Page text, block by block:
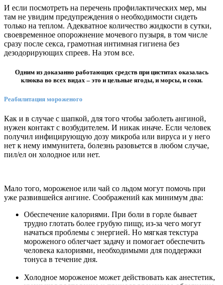
И если посмотреть на перечень профилактических мер, мы
там не увидим предупреждения о необходимости сидеть
только на теплом. Адекватное количество жидкости в сутки,
своевременное опорожнение мочевого пузыря, в том числе
сразу после секса, грамотная интимная гигиена без
дезодорирующих спреев. На этом все.
Одним из доказанно работающих средств при циститах оказалась
клюква во всех видах – это и цельные ягоды, и морсы, и соки.
Реабилитация мороженого
Как и в случае с шапкой, для того чтобы заболеть ангиной,
нужен контакт с возбудителем. И никак иначе. Если человек
получил инфицирующую дозу микроба или вируса и у него
нет к нему иммунитета, болезнь разовьется в любом случае,
пил/ел он холодное или нет.
Мало того, мороженое или чай со льдом могут помочь при
уже развившейся ангине. Соображений как минимум два:
Обеспечение калориями. При боли в горле бывает
трудно глотать более грубую пищу, из-за чего могут
начаться проблемы с энергией. Но мягкая текстура
мороженого облегчает задачу и помогает обеспечить
человека калориями, необходимыми для поддержки
тонуса в течение дня.
Холодное мороженое может действовать как анестетик,